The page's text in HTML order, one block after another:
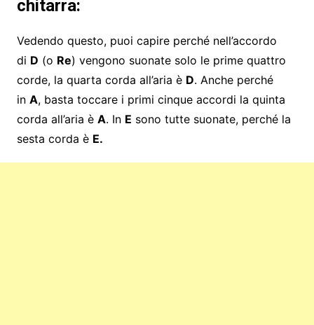
chitarra:
Vedendo questo, puoi capire perché nell’accordo
di D (o Re) vengono suonate solo le prime quattro
corde, la quarta corda all’aria è D. Anche perché
in A, basta toccare i primi cinque accordi la quinta
corda all’aria è A. In E sono tutte suonate, perché la
sesta corda è E.